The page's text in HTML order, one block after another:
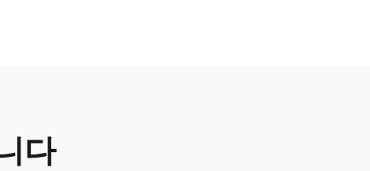
다